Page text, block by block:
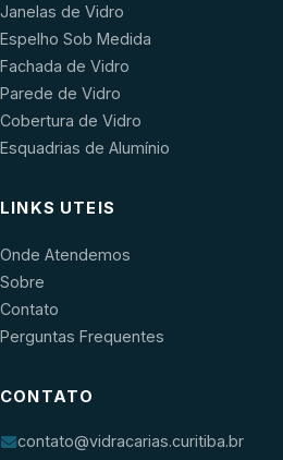
Janelas de Vidro
Espelho Sob Medida
Fachada de Vidro
Parede de Vidro
Cobertura de Vidro
Esquadrias de Alumínio
LINKS UTEIS
Onde Atendemos
Sobre
Contato
Perguntas Frequentes
CONTATO
contato@vidracarias.curitiba.br